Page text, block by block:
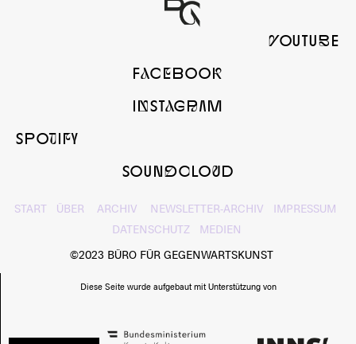
yOUTUbE
FaCeBOOk
InSTaGrAM
SPOtIfY
SOUNdcLOuD
START ÜBER ARCHIV NEWSLETTER-ARCHIV
IMPRESSUM
DATENSCHUTZ
MEDIEN
©2023 BÜRO FÜR GEGENWARTSKUNST
Diese Seite wurde aufgebaut mit Unterstützung von